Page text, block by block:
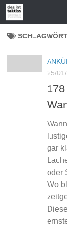
Zum Inhalt
25/
gar
oder
Wo